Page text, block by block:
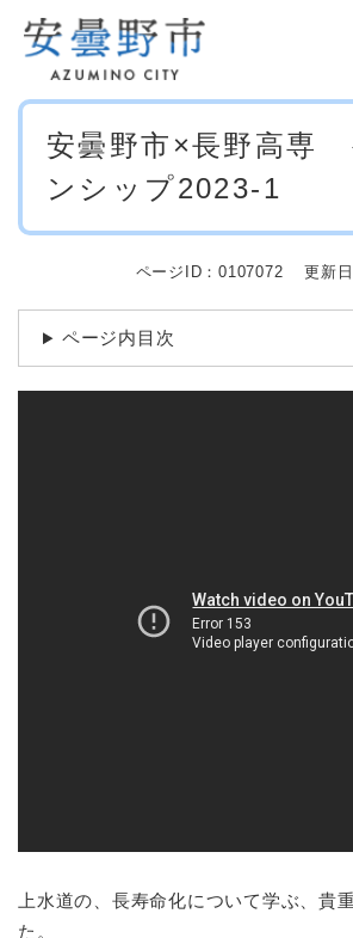
メニューを飛ばして本文
本
安曇野市×長野高専
ンシップ2023-1
ページID：0107072 更新
ページ内目次
上水道の、長寿命化について学ぶ、貴
た。